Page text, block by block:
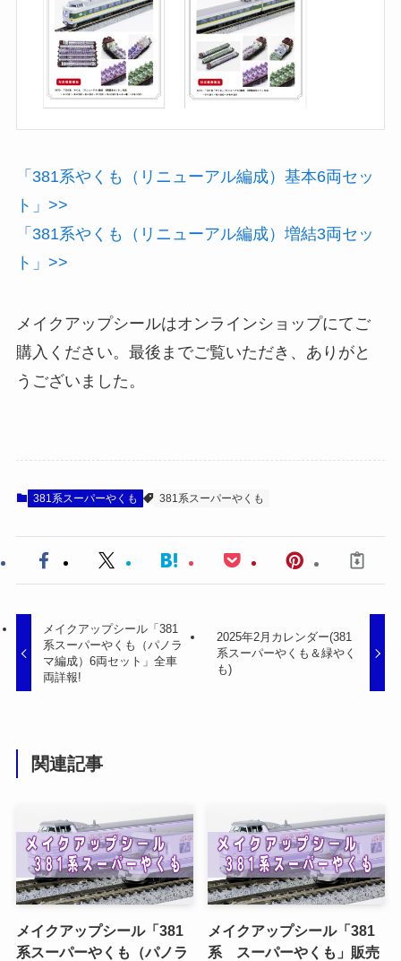
「381系やくも（リニューアル編成）基本6両セッ
ト」>>
「381系やくも（リニューアル編成）増結3両セッ
ト」>>
メイクアップシールはオンラインショップにてご
購入ください。最後までご覧いただき、ありがと
うございました。
381系スーパーやくも 381系スーパーやくも
メイクアップシール「381
系スーパーやくも（パノラ
マ編成）6両セット」全車
両詳報!
2025年2月カレンダー(381
系スーパーやくも＆緑やく
も)
関連記事
メイクアップシール「381
系スーパーやくも（パノラ
メイクアップシール「381
系 スーパーやくも」販売